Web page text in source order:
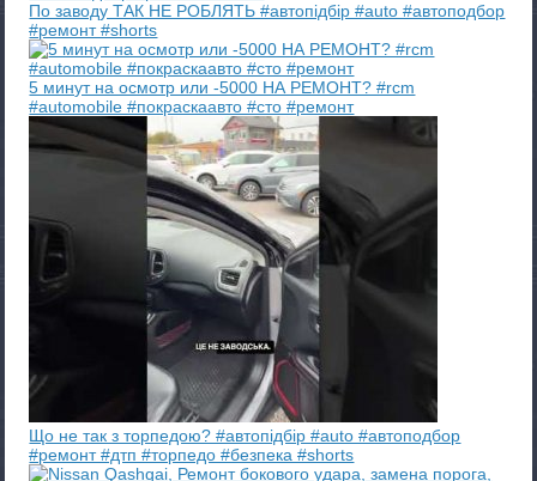
По заводу ТАК НЕ РОБЛЯТЬ #автопідбір #auto #автоподбор
#ремонт #shorts
5 минут на осмотр или -5000 НА РЕМОНТ? #rcm
#automobile #покраскаавто #сто #ремонт
Що не так з торпедою? #автопідбір #auto #автоподбор
#ремонт #дтп #торпедо #безпека #shorts